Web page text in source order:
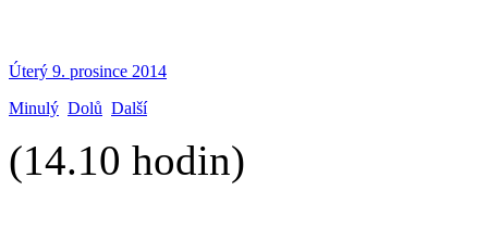
Úterý 9. prosince 2014
Minulý Dolů Další
(14.10 hodin)